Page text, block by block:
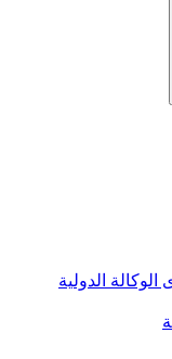
الوكالة الدولية